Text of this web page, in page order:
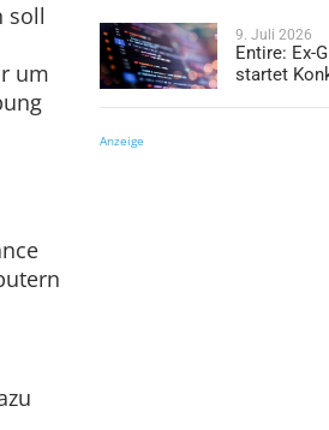
soll
um
9. Juli 2026
Entire: Ex-
startet
Anzeige